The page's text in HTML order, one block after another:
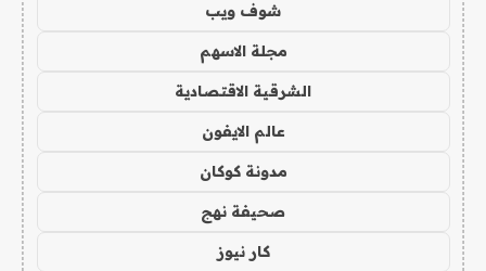
شوف ويب
مجلة الاسهم
الشرقية الاقتصادية
عالم الايفون
مدونة كوكان
صحيفة نهج
كار نيوز